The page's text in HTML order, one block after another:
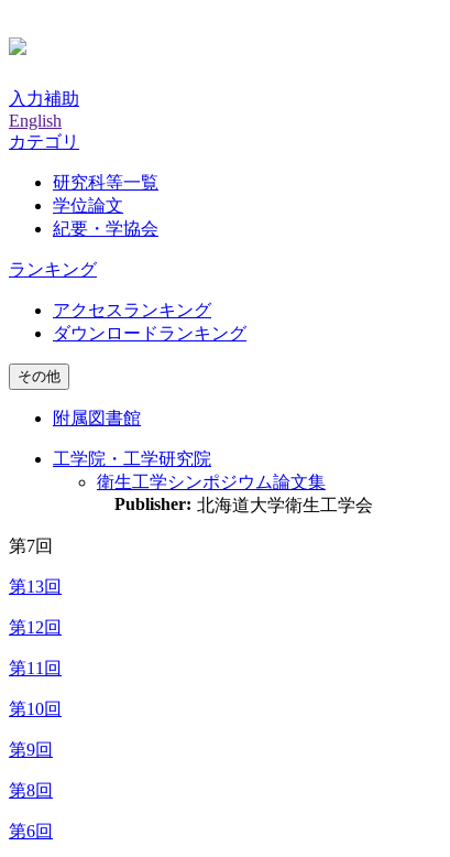
入力補助
English
カテゴリ
研究科等一覧
学位論文
紀要・学協会
ランキング
アクセスランキング
ダウンロードランキング
その他
附属図書館
工学院・工学研究院
衛生工学シンポジウム論文集
Publisher: 北海道大学衛生工学会
第7回
第13回
第12回
第11回
第10回
第9回
第8回
第6回